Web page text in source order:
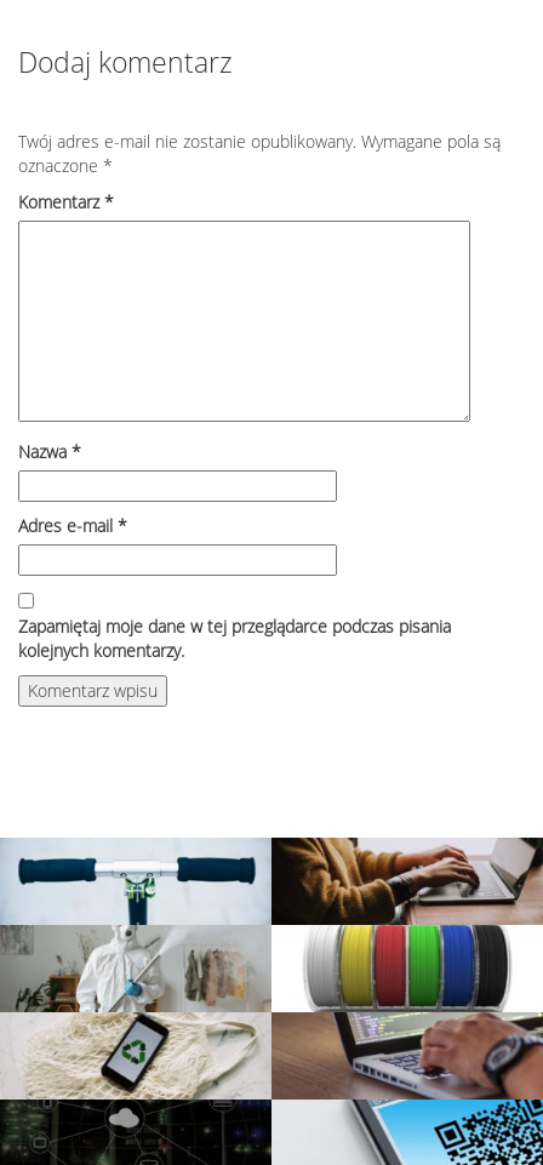
Dodaj komentarz
Twój adres e-mail nie zostanie opublikowany. Wymagane pola są
oznaczone *
Komentarz*
Nazwa *
Adres e-mail *
Zapamiętaj moje dane w tej przeglądarce podczas pisania
kolejnych komentarzy.